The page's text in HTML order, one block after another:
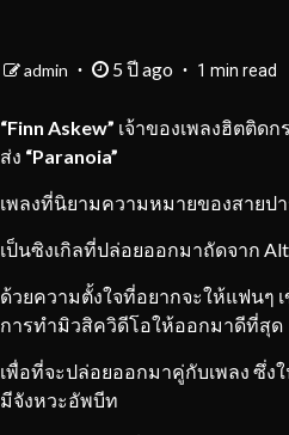
admin 5 ปี ago 1 min read
“Finn Askew” เจ้าของเพลงฮิตติดก
ส่ง “Paranoia”
เพลงที่นิยามความหมายของสายปา
เป็นซิงเกิลที่ปล่อยออกมาถัดจาก
ด้วยความตั้งใจที่อยากจะให้แฟนๆ
การทำมิวสิควิดีโอให้ออกมาดีที่สุด
เพื่อที่จะปล่อยออกมาคู่กับเพลง ซึ่
มีจังหวะอัพบีท